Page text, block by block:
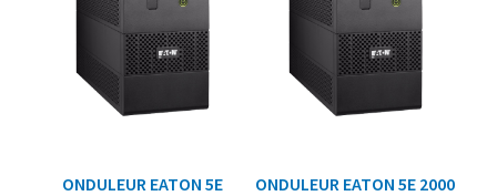
ONDULEUR EATON 5E
ONDULEUR EATON 5E 2000